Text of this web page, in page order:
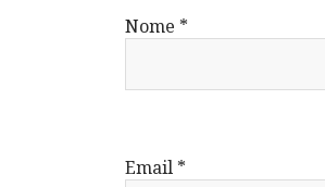
Nome *
Email *